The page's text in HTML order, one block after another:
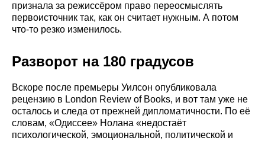
признала за режиссёром право переосмыслять
первоисточник так, как он считает нужным. А потом
что-то резко изменилось.
Разворот на 180 градусов
Вскоре после премьеры Уилсон опубликовала
рецензию в London Review of Books, и вот там уже не
осталось и следа от прежней дипломатичности. По её
словам, «Одиссее» Нолана «недостаёт
психологической, эмоциональной, политической и